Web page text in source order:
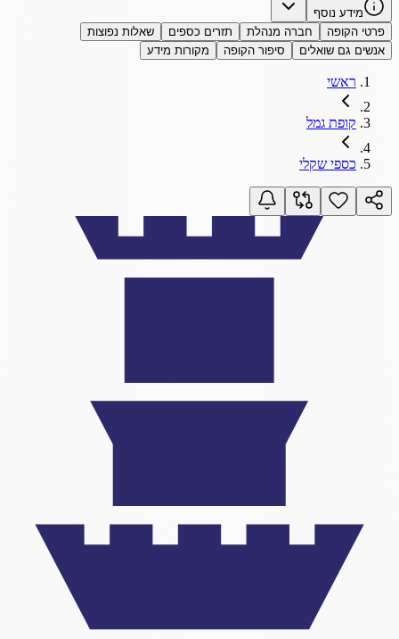
מידע נוסף
פרטי הקופה
חברה מנהלת תזרים כספים
שאלות נפוצות
אנשים גם שואלים
סיפור הקופה מקורות מידע
ראשי
קופת גמל
כספי שקלי